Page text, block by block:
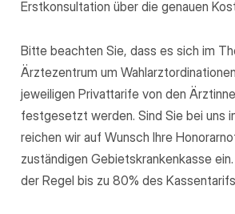
Erstkonsultation über die genauen
Bitte beachten Sie, dass es sich im
Ärztezentrum um
jeweiligen Privattarife von den
festgesetzt werden. Sind Sie bei uns
reichen wir auf Wunsch Ihre
zuständigen Gebietskrankenkasse
der Regel bis zu 80% des